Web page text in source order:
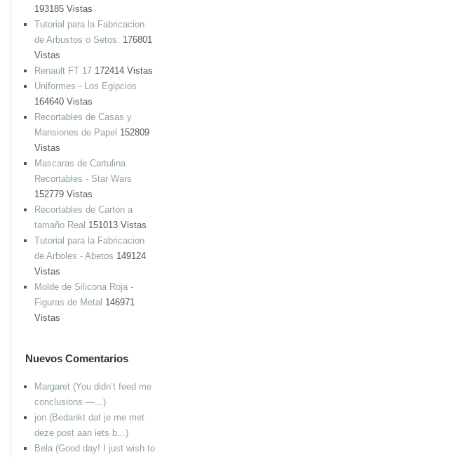
193185 Vistas
Tutorial para la Fabricacion
de Arbustos o Setos. 176801
Vistas
Renault FT 17 172414 Vistas
Uniformes - Los Egipcios
164640 Vistas
Recortables de Casas y
Mansiones de Papel 152809
Vistas
Mascaras de Cartulina
Recortables - Star Wars
152779 Vistas
Recortables de Carton a
tamaño Real 151013 Vistas
Tutorial para la Fabricacion
de Arboles - Abetos 149124
Vistas
Molde de Silicona Roja -
Figuras de Metal 146971
Vistas
Nuevos Comentarios
Margaret (You didn’t feed me
conclusions —...)
jon (Bedankt dat je me met
deze post aan iets b...)
Bela (Good day! I just wish to